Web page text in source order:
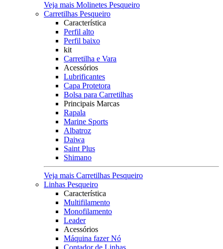
Veja mais Molinetes Pesqueiro
Carretilhas Pesqueiro
Característica
Perfil alto
Perfil baixo
kit
Carretilha e Vara
Acessórios
Lubrificantes
Capa Protetora
Bolsa para Carretilhas
Principais Marcas
Rapala
Marine Sports
Albatroz
Daiwa
Saint Plus
Shimano
Veja mais Carretilhas Pesqueiro
Linhas Pesqueiro
Característica
Multifilamento
Monofilamento
Leader
Acessórios
Máquina fazer Nó
Contador de Linhas